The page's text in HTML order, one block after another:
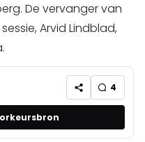
De vervanger van
Arvid Lindblad,
4